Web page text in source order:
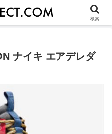
NIKE ADIDAS
ナイキ エアデレダ
検索